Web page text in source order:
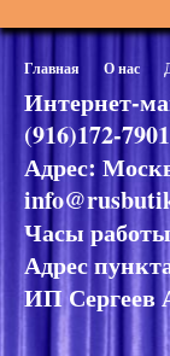
Главная О нас
Интернет-
(916)172-
Адрес:
Часы
Адрес
ИП Сергеев